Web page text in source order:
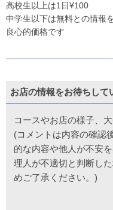
高校生以上は1日¥100
中学生以下は無料との情報
良心的価格です
お店の情報をお待ちして
コースやお店の様子、
(コメントは内容の確認
的な内容や他人が不安
理人が不適切と判断し
めご了承ください。)